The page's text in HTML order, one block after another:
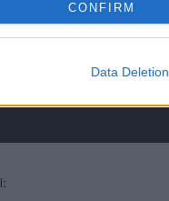
CONFIRM
Data Deletion